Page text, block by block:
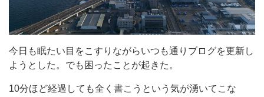
今日も眠たい目をこすりながらいつも通りブログを更新し
ようとした。でも困ったことが起きた。
10分ほど経過しても全く書こうという気が湧いてこな